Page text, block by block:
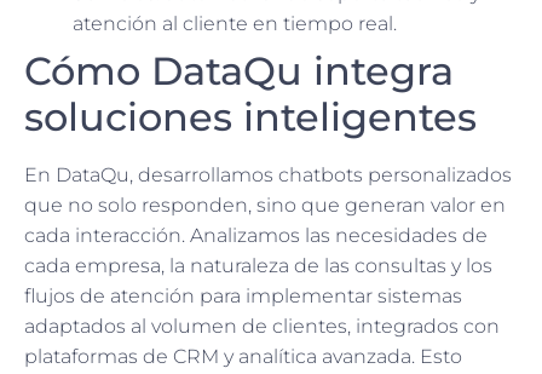
atención al cliente en tiempo real.
Cómo DataQu integra
soluciones inteligentes
En DataQu, desarrollamos chatbots personalizados
que no solo responden, sino que generan valor en
cada interacción. Analizamos las necesidades de
cada empresa, la naturaleza de las consultas y los
flujos de atención para implementar sistemas
adaptados al volumen de clientes, integrados con
plataformas de CRM y analítica avanzada. Esto